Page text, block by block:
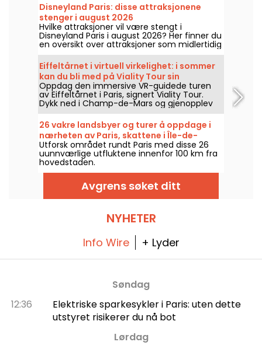
Disneyland Paris: disse attraksjonene
stenger i august 2026
Hvilke attraksjoner vil være stengt i
Disneyland Paris i august 2026? Her finner du
en oversikt over attraksjoner som midlertidig
ikke er tilgjengelige på grunn av vedlikehold
eller oppussing, slik at du kan planlegge
besøket i Disney-parken.
Eiffeltårnet i virtuell virkelighet: i sommer
kan du bli med på Viality Tour sin
historiske guidede tur.
Oppdag den immersive VR-guidede turen
av Eiffeltårnet i Paris, signert Viality Tour.
Dykk ned i Champ-de-Mars og gjenopplev
byggingen og åpningen av Dame de Fer i
1889. En ny versjon som er mer tro mot
virkeligheten enn noen gang, ble lansert 31.
mars 2026. I den anledning har vi en
rabattkode til deg! Og for å møte varmen
holder alle turene deres seg i skyggen.
26 vakre landsbyer og turer å oppdage i
nærheten av Paris, skattene i Île-de-
France
Utforsk området rundt Paris med disse 26
uunnværlige utfluktene innenfor 100 km fra
hovedstaden.
Avgrens søket ditt
NYHETER
Info Wire + Lyder
Søndag
12:36
Elektriske sparkesykler i Paris: uten dette
utstyret risikerer du nå bot
Lørdag